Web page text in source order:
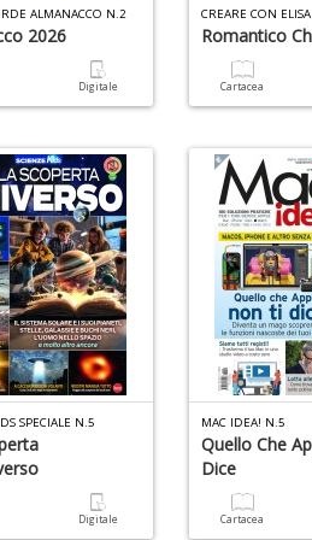
ALMANACCO N.2
2026
Digitale
CREARE CON
Romantico
Cartacea
SPECIALE N.5
Digitale
MAC IDEA! N.5
Quello Che
Dice
Cartacea